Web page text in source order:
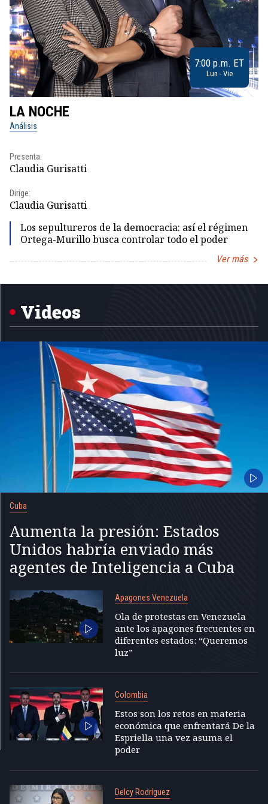
7:00 p.m. ET
Lun - Vie
LA NOCHE
Análisis
Presenta:
Claudia Gurisatti
Dirige:
Claudia Gurisatti
Los sepultureros de la democracia: así el régimen
Ortega-Murillo busca controlar todo el poder
Ver más
1
Videos
Cuba
Aumenta la presión: Estados
Unidos habría enviado más
agentes de Inteligencia a Cuba
Apagones Venezuela
Ola de protestas en Venezuela
ante los apagones frecuentes en
diferentes estados: “Queremos
luz”
Colombia
Estos son los retos en materia
económica que enfrentará De la
Espriella una vez asuma el
poder
Delcy Rodríguez